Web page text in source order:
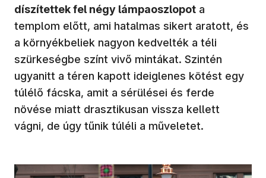
díszítettek fel négy lámpaoszlopot a
templom előtt, ami hatalmas sikert aratott, és
a környékbeliek nagyon kedvelték a téli
szürkeségbe színt vivő mintákat. Szintén
ugyanitt a téren kapott ideiglenes kötést egy
túlélő fácska, amit a sérülései és ferde
növése miatt drasztikusan vissza kellett
vágni, de úgy tűnik túléli a műveletet.